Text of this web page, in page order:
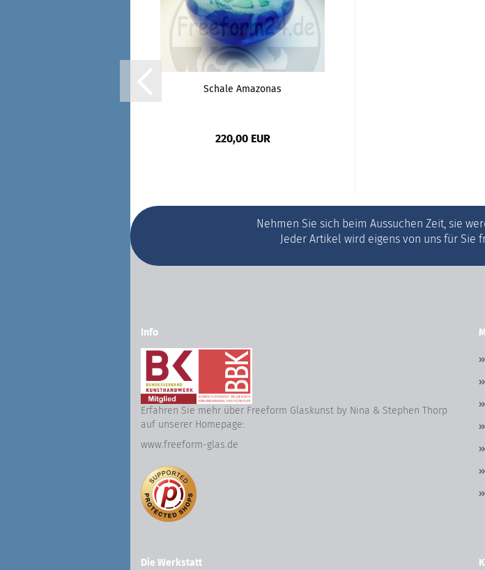
Schale Amazonas
220,00 EUR
Nehmen Sie sich beim Aussuchen Zeit, sie
Jeder Artikel wird eigens von uns für Sie
Info
Erfahren Sie mehr über Freeform Glaskunst by Nina & Stephen Thorp
auf unserer Homepage:
www.freeform-glas.de
Die Werkstatt